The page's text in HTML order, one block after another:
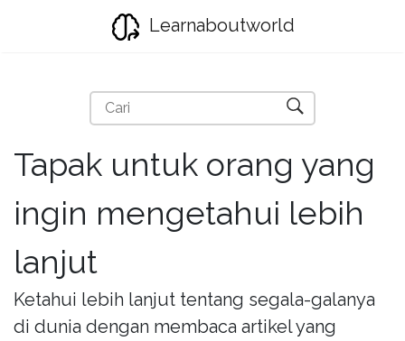
Learnaboutworld
Tapak untuk orang yang
ingin mengetahui lebih
lanjut
Ketahui lebih lanjut tentang segala-galanya
di dunia dengan membaca artikel yang